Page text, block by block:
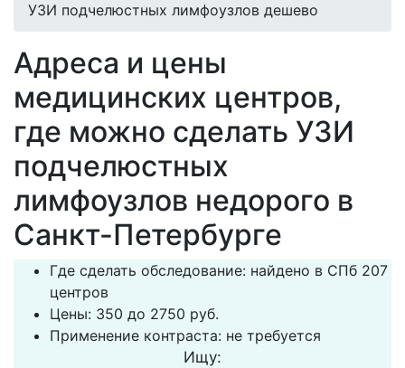
УЗИ подчелюстных лимфоузлов дешево
Адреса и цены
медицинских центров,
где можно сделать УЗИ
подчелюстных
лимфоузлов недорого в
Санкт-Петербурге
Где сделать обследование: найдено в СПб 207
центров
Цены: 350 до 2750 руб.
Применение контраста: не требуется
Ищу: